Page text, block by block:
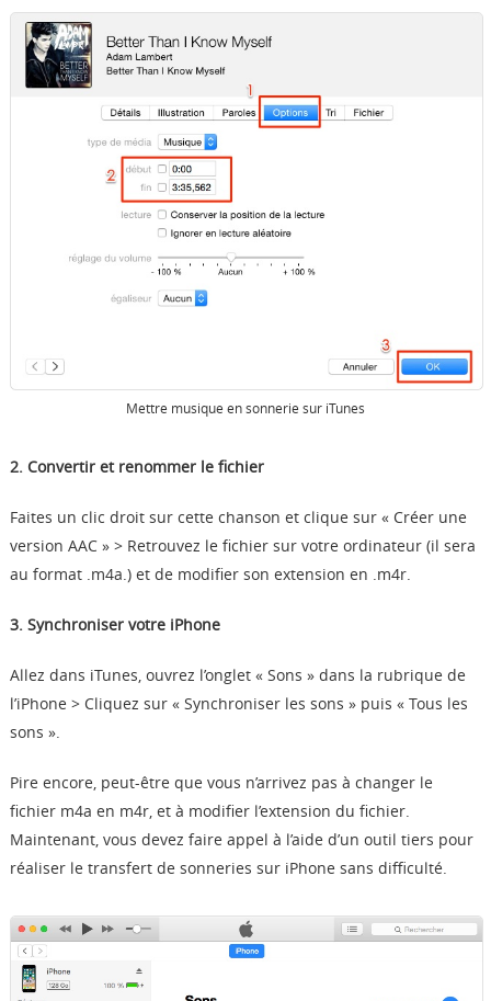
Mettre musique en sonnerie sur iTunes
2. Convertir et renommer le fichier
Faites un clic droit sur cette chanson et clique sur « Créer une
version AAC » > Retrouvez le fichier sur votre ordinateur (il sera
au format .m4a.) et de modifier son extension en .m4r.
3. Synchroniser votre iPhone
Allez dans iTunes, ouvrez l’onglet « Sons » dans la rubrique de
l’iPhone > Cliquez sur « Synchroniser les sons » puis « Tous les
sons ».
Pire encore, peut-être que vous n’arrivez pas à changer le
fichier m4a en m4r, et à modifier l’extension du fichier.
Maintenant, vous devez faire appel à l’aide d’un outil tiers pour
réaliser le transfert de sonneries sur iPhone sans difficulté.